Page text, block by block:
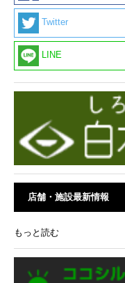
Twitter
LINE
店舗・施設最新情報
もっと読む